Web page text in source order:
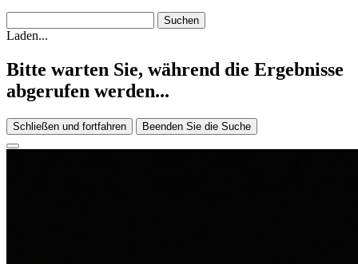
Laden...
Bitte warten Sie, während die Ergebnisse
abgerufen werden...
Schließen und fortfahren Beenden Sie die Suche